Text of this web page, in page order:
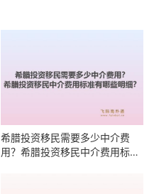
希腊投资移民需要多少中介费
用？希腊投资移民中介费用标准